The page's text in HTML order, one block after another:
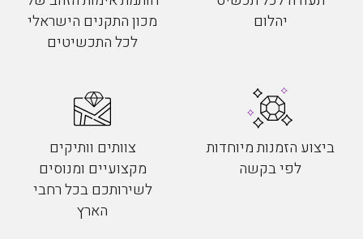
יהלום
מכון התקנים הישראלי
לכל התכשיטים
ביצוע הזמנות מיוחדות
לפי בקשה
צוותים וותיקים
מקצועיים ומנוסים
לשירותכם בכל רחבי
הארץ